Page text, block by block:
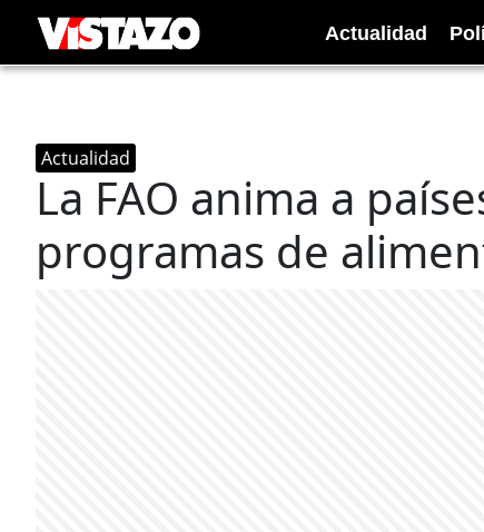
Actualidad
Actualidad
La FAO anima a
programas de